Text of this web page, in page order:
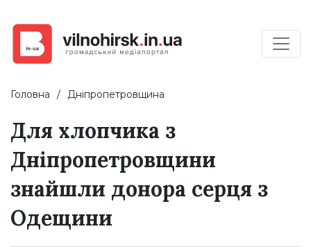
Головна Дніпропетровщина
Для хлопчика з
Дніпропетровщини
знайшли донора серця з
Одещини